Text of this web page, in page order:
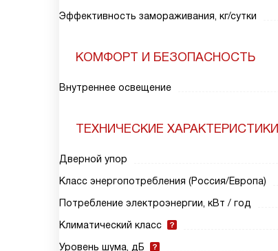
Эффективность замораживания, кг/сутки
КОМФОРТ И БЕЗОПАСНОСТЬ
Внутреннее освещение
ТЕХНИЧЕСКИЕ ХАРАКТЕРИСТИКИ
Дверной упор
Класс энергопотребления (Россия/Европа)
Потребление электроэнергии, кВт / год
Климатический класс
Уровень шума, дБ